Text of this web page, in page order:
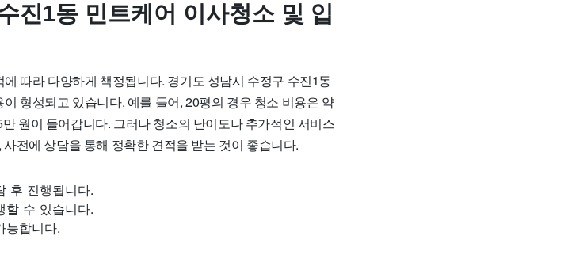
진1동 민트케어 이사청소 및 입
따라 다양하게 책정됩니다. 경기도 성남시 수정구 수진1동
형성되고 있습니다. 예를 들어, 20평의 경우 청소 비용은 약
원이 들어갑니다. 그러나 청소의 난이도나 추가적인 서비스
전에 상담을 통해 정확한 견적을 받는 것이 좋습니다.
후 진행됩니다.
할 수 있습니다.
능합니다.